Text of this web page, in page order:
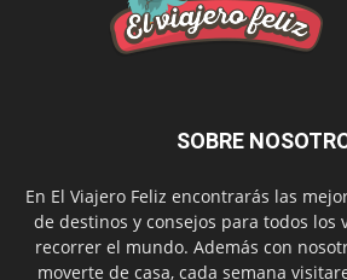
SOBRE
En El Viajero Feliz encontrarás las
de destinos y consejos para todos los
recorrer el mundo. Además con
moverte de casa, cada semana